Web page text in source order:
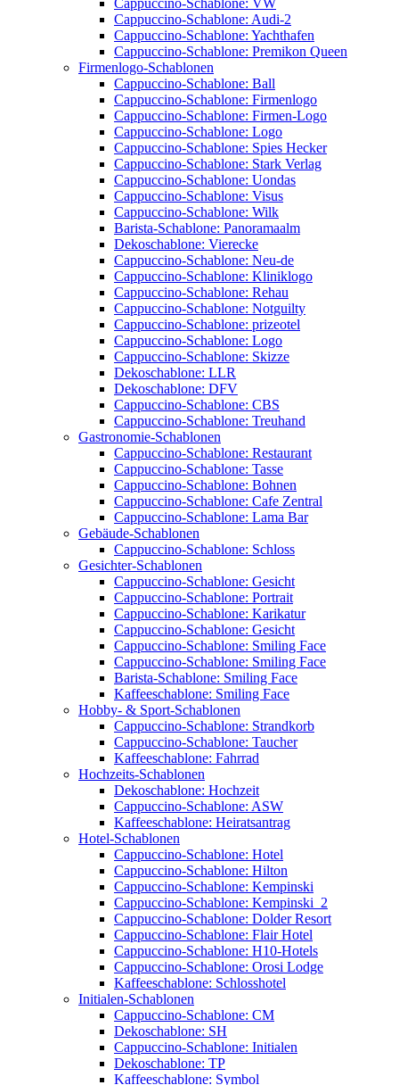
Cappuccino-Schablone: VW
Cappuccino-Schablone: Audi-2
Cappuccino-Schablone: Yachthafen
Cappuccino-Schablone: Premikon Queen
Firmenlogo-Schablonen
Cappuccino-Schablone: Ball
Cappuccino-Schablone: Firmenlogo
Cappuccino-Schablone: Firmen-Logo
Cappuccino-Schablone: Logo
Cappuccino-Schablone: Spies Hecker
Cappuccino-Schablone: Stark Verlag
Cappuccino-Schablone: Uondas
Cappuccino-Schablone: Visus
Cappuccino-Schablone: Wilk
Barista-Schablone: Panoramaalm
Dekoschablone: Vierecke
Cappuccino-Schablone: Neu-de
Cappuccino-Schablone: Kliniklogo
Cappuccino-Schablone: Rehau
Cappuccino-Schablone: Notguilty
Cappuccino-Schablone: prizeotel
Cappuccino-Schablone: Logo
Cappuccino-Schablone: Skizze
Dekoschablone: LLR
Dekoschablone: DFV
Cappuccino-Schablone: CBS
Cappuccino-Schablone: Treuhand
Gastronomie-Schablonen
Cappuccino-Schablone: Restaurant
Cappuccino-Schablone: Tasse
Cappuccino-Schablone: Bohnen
Cappuccino-Schablone: Cafe Zentral
Cappuccino-Schablone: Lama Bar
Gebäude-Schablonen
Cappuccino-Schablone: Schloss
Gesichter-Schablonen
Cappuccino-Schablone: Gesicht
Cappuccino-Schablone: Portrait
Cappuccino-Schablone: Karikatur
Cappuccino-Schablone: Gesicht
Cappuccino-Schablone: Smiling Face
Cappuccino-Schablone: Smiling Face
Barista-Schablone: Smiling Face
Kaffeeschablone: Smiling Face
Hobby- & Sport-Schablonen
Cappuccino-Schablone: Strandkorb
Cappuccino-Schablone: Taucher
Kaffeeschablone: Fahrrad
Hochzeits-Schablonen
Dekoschablone: Hochzeit
Cappuccino-Schablone: ASW
Kaffeeschablone: Heiratsantrag
Hotel-Schablonen
Cappuccino-Schablone: Hotel
Cappuccino-Schablone: Hilton
Cappuccino-Schablone: Kempinski
Cappuccino-Schablone: Kempinski_2
Cappuccino-Schablone: Dolder Resort
Cappuccino-Schablone: Flair Hotel
Cappuccino-Schablone: H10-Hotels
Cappuccino-Schablone: Orosi Lodge
Kaffeeschablone: Schlosshotel
Initialen-Schablonen
Cappuccino-Schablone: CM
Dekoschablone: SH
Cappuccino-Schablone: Initialen
Dekoschablone: TP
Kaffeeschablone: Symbol